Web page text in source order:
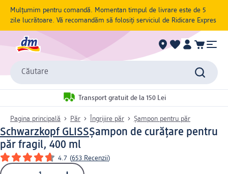
Mulțumim pentru comandă. Momentan timpul de livrare este de 5
zile lucrătoare. Vă recomandăm să folosiți serviciul de Ridicare Expres
Căutare
Transport gratuit de la 150 Lei
Pagina principală Păr Îngrijire păr Șampon pentru păr
Schwarzkopf GLISSȘampon de curățare pentru
păr fragil, 400 ml
4.7 (653 Recenzii)